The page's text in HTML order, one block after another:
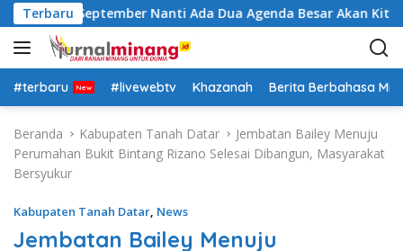
a
g
u
Terbaru
Allah September Nanti Ada Dua Agenda Besar Akan Kita
#terbaru #livewebtv Khazanah Berita Berbahasa
Beranda Kabupaten Tanah Datar
Jembatan Bailey Menuju
Perumahan Bukit Bintang Rizano Selesai Dibangun, Masyarakat
Bersyukur
Kabupaten Tanah Datar, News
Jembatan Bailey Menuju